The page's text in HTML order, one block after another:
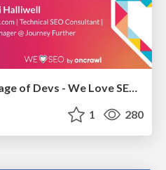
<Decoding/> the Language of Devs - We Love SEO 2024
1 280